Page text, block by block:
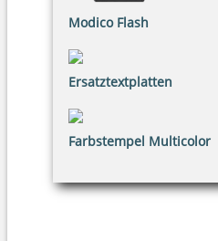
Modico Flash
Ersatztextplatten
Farbstempel Multicolor